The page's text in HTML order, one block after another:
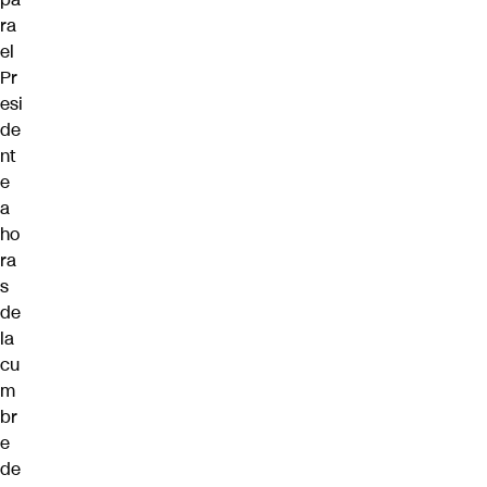
ra
el
Pr
esi
de
nt
e
a
ho
ra
s
de
la
cu
m
br
e
de